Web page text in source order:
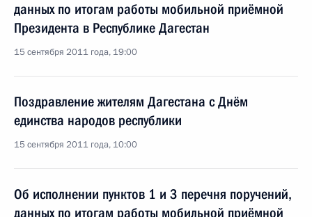
данных по итогам работы мобильной приёмной
Президента в Республике Дагестан
15 сентября 2011 года, 19:00
Поздравление жителям Дагестана с Днём
единства народов республики
15 сентября 2011 года, 10:00
Об исполнении пунктов 1 и 3 перечня поручений,
данных по итогам работы мобильной приёмной